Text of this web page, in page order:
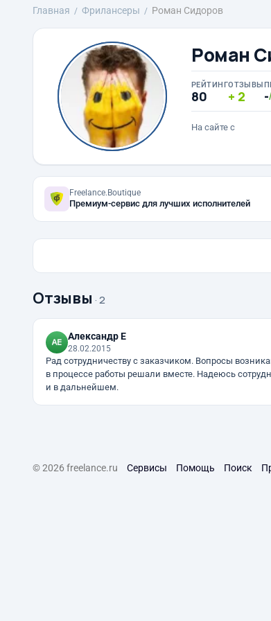
Главная Фрилансеры Роман Сидоров
Роман
РЕЙТИНГ
80
ОТЗЫВЫ
2 -
На сайте с
Freelance.Boutique
Премиум-сервис для лучших исполнителей
Отзывы · 2
Александр Е
28.02.2015
Рад сотрудничеству с заказчиком. Вопросы
в процессе работы решали вместе. Надеюсь
и в дальнейшем.
© 2026 freelance.ru Сервисы Помощь Поиск